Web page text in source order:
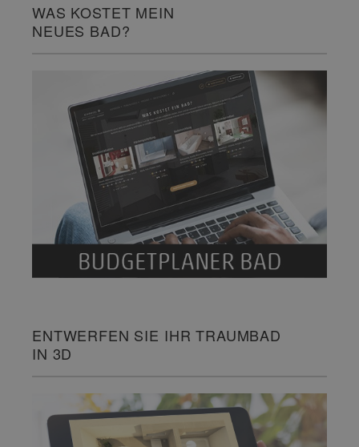
WAS KOSTET MEIN
NEUES BAD?
ENTWERFEN SIE IHR TRAUMBAD
IN 3D